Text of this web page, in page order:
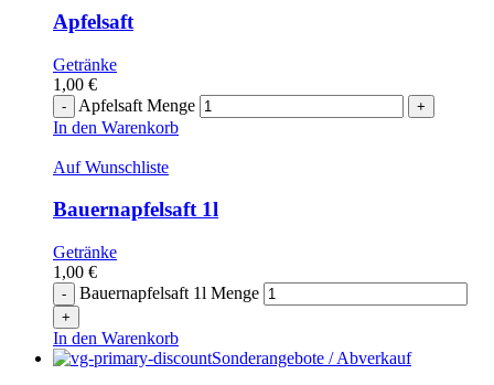
Apfelsaft
Getränke
1,00 €
Apfelsaft Menge
In den Warenkorb
Auf Wunschliste
Bauernapfelsaft 1l
Getränke
1,00 €
Bauernapfelsaft 1l Menge
In den Warenkorb
Sonderangebote / Abverkauf